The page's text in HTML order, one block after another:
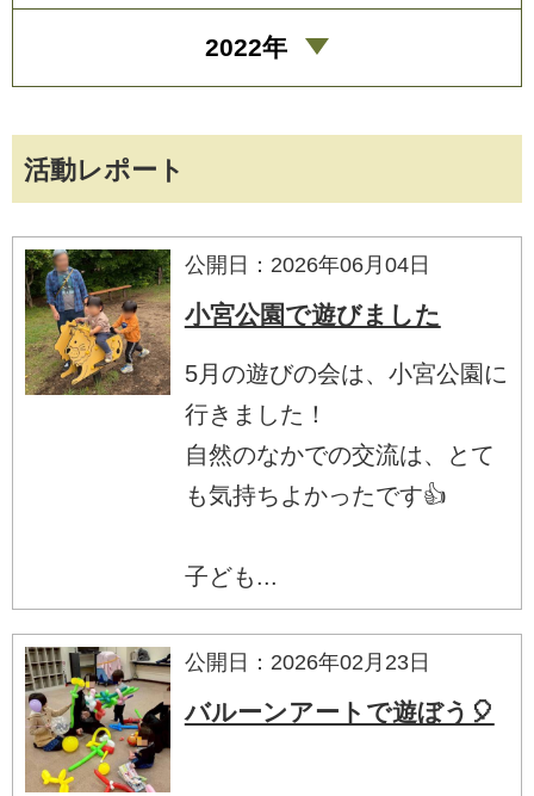
活動レポート
公開日：2026年06月04日
小宮公園で遊びました
5月の遊びの会は、小宮公園に
行きました！
自然のなかでの交流は、とて
も気持ちよかったです👍
子ども...
公開日：2026年02月23日
バルーンアートで遊ぼう🎈
2022年